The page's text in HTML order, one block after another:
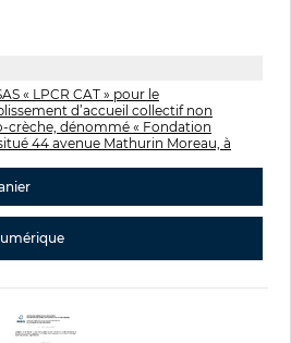
« LPCR CAT » pour le
d’accueil collectif non
crèche, dénommé « Fondation
44 avenue Mathurin Moreau, à